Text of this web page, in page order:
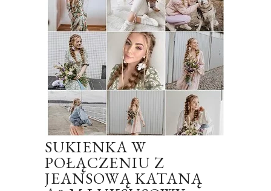
SUKIENKA W
POŁĄCZENIU Z
JEANSOWĄ KATANĄ